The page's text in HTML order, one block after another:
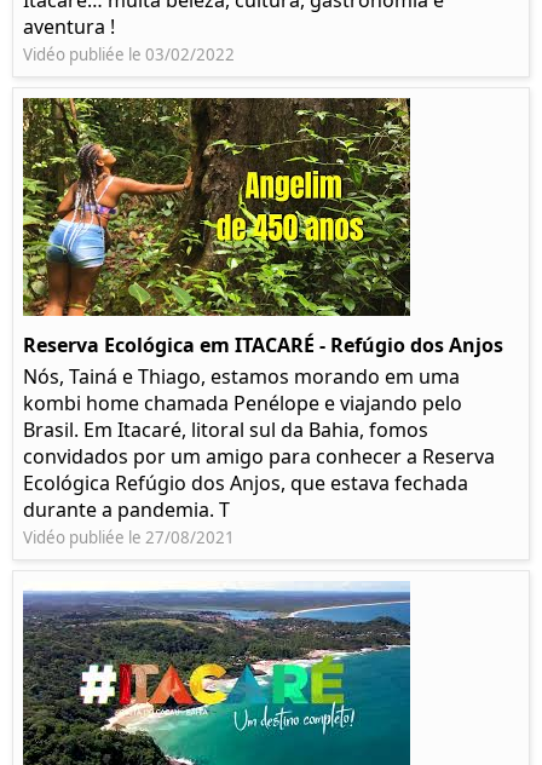
aventura !
Vidéo publiée le 03/02/2022
Reserva Ecológica em ITACARÉ - Refúgio dos Anjos
Nós, Tainá e Thiago, estamos morando em uma
kombi home chamada Penélope e viajando pelo
Brasil. Em Itacaré, litoral sul da Bahia, fomos
convidados por um amigo para conhecer a Reserva
Ecológica Refúgio dos Anjos, que estava fechada
durante a pandemia. T
Vidéo publiée le 27/08/2021